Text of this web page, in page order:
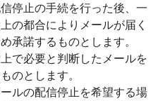
停止の手続を行った後、一
の都合によりメールが届く
承諾するものとします。
で必要と判断したメールを
のとします。
ルの配信停止を希望する場